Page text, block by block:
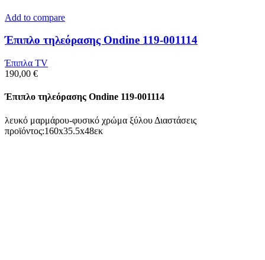
Add to compare
Έπιπλο τηλεόρασης Ondine 119-001114
Έπιπλα TV
190,00 €
Έπιπλο τηλεόρασης Ondine 119-001114
λευκό μαρμάρου-φυσικό χρώμα ξύλου Διαστάσεις
προϊόντος:160x35.5x48εκ